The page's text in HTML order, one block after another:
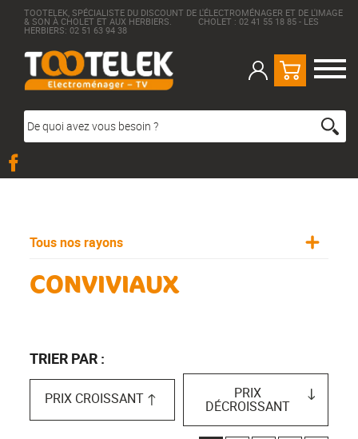
TOOTELEK, SPÉCIALISTE DU DISCOUNT DE L'ÉLECTROMÉNAGER ET DE L'IMAGE
& SON À CHOLET ET AUX HERBIERS. CHOLET : 02 41 55 18 85 - LES
HERBIERS: 02 51 63 94 38
CONVIVIAUX
TRIER PAR :
PRIX CROISSANT PRIX
DÉCROISSANT
Tous nos rayons